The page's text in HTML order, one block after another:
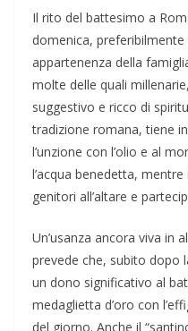
Il rito del battesimo a
domenica, preferibilmente
appartenenza della
molte delle quali
suggestivo e ricco di
tradizione romana, tiene
l’unzione con l’olio e al
l’acqua benedetta,
genitori all’altare e
Un’usanza ancora viva in
prevede che, subito dopo
un dono significativo al
medaglietta d’oro con
del giorno. Anche il